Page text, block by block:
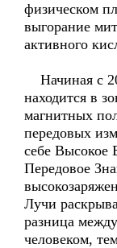
физическом
выгорание
активного
Начиная с
находится в
магнитных
передовых
себе Высокое
Передовое
Лучи
разница
человеком,